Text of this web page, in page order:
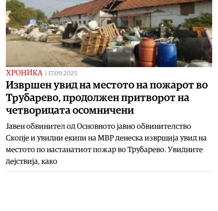
ХРОНИКА 17.09.2025
Извршен увид на местото на пожарот во
Трубарево, продолжен притворот на
четворицата осомничени
Јавен обвинител од Основното јавно обвинителство
Скопје и увидни екипи на МВР денеска извршија увид на
местото по настанатиот пожар во Трубарево. Увидните
дејствија, како